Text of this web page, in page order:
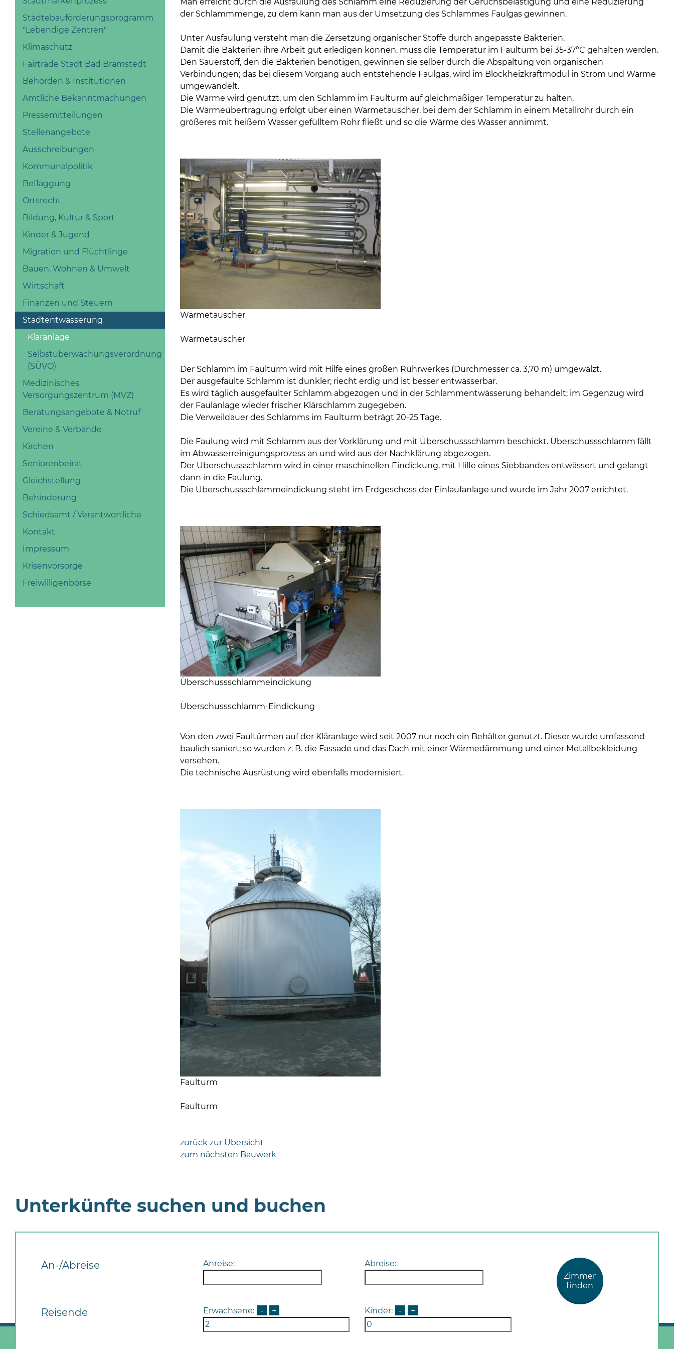
und
-
Städtebauförderungsprogramm
"Lebendige Zentren"
Klimaschutz
Fairtrade Stadt Bad Bramstedt
Behörden & Institutionen
Amtliche Bekanntmachungen
Pressemitteilungen
Stellenangebote
Ausschreibungen
Kommunalpolitik
Beflaggung
Ortsrecht
Bildung, Kultur & Sport
Kinder & Jugend
Migration und Flüchtlinge
Bauen, Wohnen & Umwelt
Wirtschaft
Finanzen und Steuern
Stadtentwässerung
Kläranlage
Selbstüberwachungsverordnung
(SÜVO)
Medizinisches
Versorgungszentrum (MVZ)
Beratungsangebote & Notruf
Vereine & Verbände
Kirchen
Seniorenbeirat
Gleichstellung
Behinderung
Schiedsamt / Verantwortliche
Kontakt
Impressum
Krisenvorsorge
Freiwilligenbörse
der Schlammmenge, zu dem kann man aus der Umsetzung des Schlammes Faulgas gewinnen.
Unter Ausfaulung versteht man die Zersetzung organischer Stoffe durch angepasste Bakterien.
Damit die Bakterien ihre Arbeit gut erledigen können, muss die Temperatur im Faulturm bei 35-37°C gehalten werden.
Den Sauerstoff, den die Bakterien benötigen, gewinnen sie selber durch die Abspaltung von organischen
Verbindungen; das bei diesem Vorgang auch entstehende Faulgas, wird im Blockheizkraftmodul in Strom und Wärme
umgewandelt.
Die Wärme wird genutzt, um den Schlamm im Faulturm auf gleichmäßiger Temperatur zu halten.
Die Wärmeübertragung erfolgt über einen Wärmetauscher, bei dem der Schlamm in einem Metallrohr durch ein
größeres mit heißem Wasser gefülltem Rohr fließt und so die Wärme des Wasser annimmt.
Wärmetauscher
Wärmetauscher
Der Schlamm im Faulturm wird mit Hilfe eines großen Rührwerkes (Durchmesser ca. 3,70 m) umgewälzt.
Der ausgefaulte Schlamm ist dunkler; riecht erdig und ist besser entwässerbar.
Es wird täglich ausgefaulter Schlamm abgezogen und in der Schlammentwässerung behandelt; im Gegenzug wird
der Faulanlage wieder frischer Klärschlamm zugegeben.
Die Verweildauer des Schlamms im Faulturm beträgt 20-25 Tage.
Die Faulung wird mit Schlamm aus der Vorklärung und mit Überschussschlamm beschickt. Überschussschlamm fällt
im Abwasserreinigungsprozess an und wird aus der Nachklärung abgezogen.
Der Überschussschlamm wird in einer maschinellen Eindickung, mit Hilfe eines Siebbandes entwässert und gelangt
dann in die Faulung.
Die Überschussschlammeindickung steht im Erdgeschoss der Einlaufanlage und wurde im Jahr 2007 errichtet.
Überschussschlammeindickung
Überschussschlamm-Eindickung
Von den zwei Faultürmen auf der Kläranlage wird seit 2007 nur noch ein Behälter genutzt. Dieser wurde umfassend
baulich saniert; so wurden z. B. die Fassade und das Dach mit einer Wärmedämmung und einer Metallbekleidung
versehen.
Die technische Ausrüstung wird ebenfalls modernisiert.
Faulturm
Faulturm
zurück zur Übersicht
zum nächsten Bauwerk
Unterkünfte suchen und buchen
An-/Abreise Anreise: Abreise:
Reisende Erwachsene: - + Kinder: - +
Zimmer
finden